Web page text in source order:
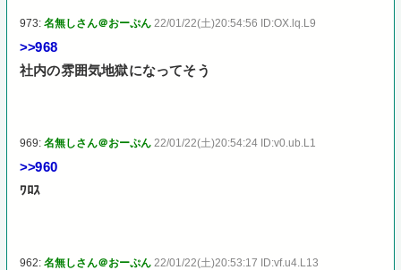
973:名無しさん＠おーぷん 22/01/22(土)20:54:56 ID:OX.lq.L9
>>968
社内の雰囲気地獄になってそう
969:名無しさん＠おーぷん 22/01/22(土)20:54:24 ID:v0.ub.L1
>>960
ﾜﾛｽ
962:名無しさん＠おーぷん 22/01/22(土)20:53:17 ID:vf.u4.L13